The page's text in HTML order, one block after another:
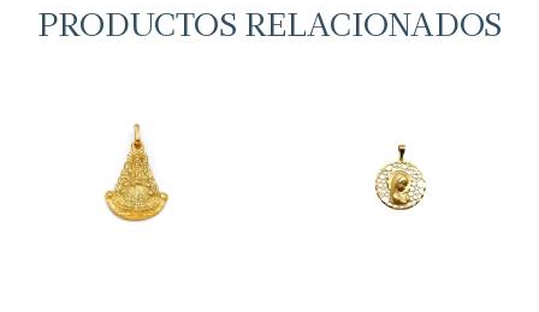
PRODUCTOS RELACIONADOS